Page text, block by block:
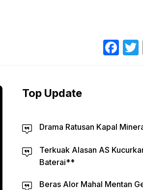
Top Update
Drama Ratusan Kapal
Terkuak Alasan AS
Baterai**
Beras Alor Mahal Mentan